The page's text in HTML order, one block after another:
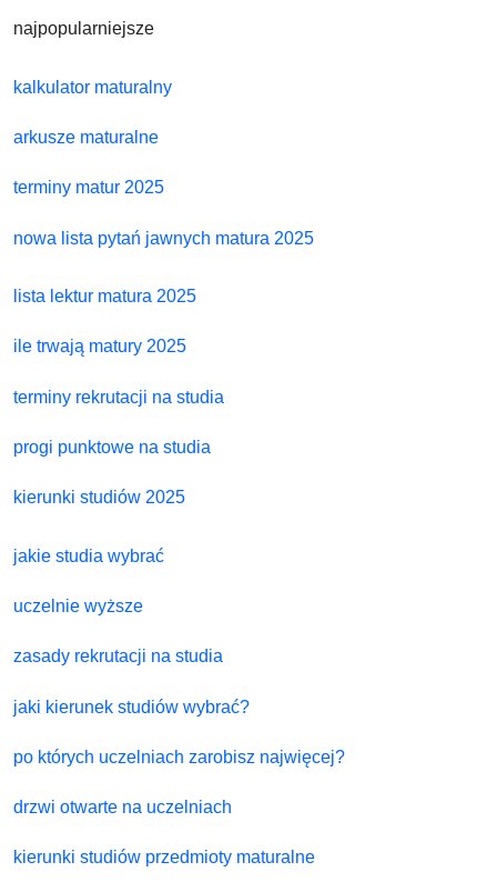
najpopularniejsze
kalkulator maturalny
arkusze maturalne
terminy matur 2025
nowa lista pytań jawnych matura 2025
lista lektur matura 2025
ile trwają matury 2025
terminy rekrutacji na studia
progi punktowe na studia
kierunki studiów 2025
jakie studia wybrać
uczelnie wyższe
zasady rekrutacji na studia
jaki kierunek studiów wybrać?
po których uczelniach zarobisz najwięcej?
drzwi otwarte na uczelniach
kierunki studiów przedmioty maturalne